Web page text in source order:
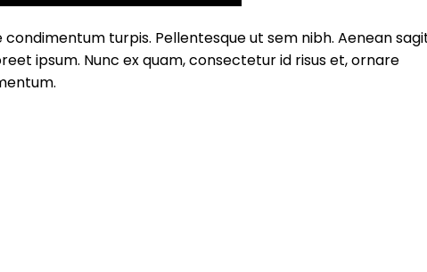
turpis. Pellentesque ut sem nibh. Aenean
ipsum. Nunc ex quam, consectetur id risus et, ornare